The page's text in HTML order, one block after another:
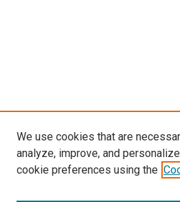
We use cookies that are
analyze, improve, and
cookie preferences using the